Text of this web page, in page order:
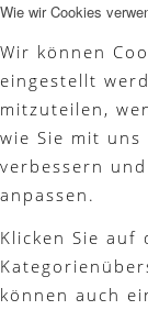
Wie wir Cookies
Wir können
eingestellt
mitzuteilen,
wie Sie mit
verbessern
anpassen.
Klicken Sie auf
können auch